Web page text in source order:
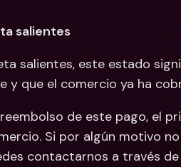
salientes
salientes, este estado
y que el comercio ya ha
de este pago, el
Si por algún motivo
contactarnos a través